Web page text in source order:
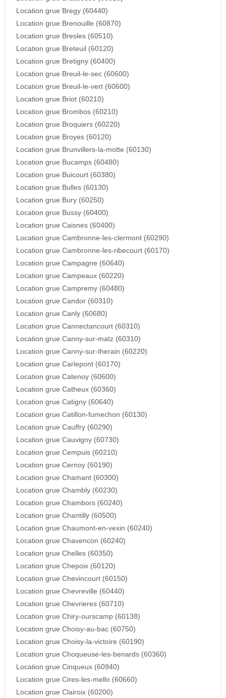
Location grue Bregy (60440)
Location grue Brenouille (60870)
Location grue Bresles (60510)
Location grue Breteuil (60120)
Location grue Bretigny (60400)
Location grue Breuil-le-sec (60600)
Location grue Breuil-le-vert (60600)
Location grue Briot (60210)
Location grue Brombos (60210)
Location grue Broquiers (60220)
Location grue Broyes (60120)
Location grue Brunvillers-la-motte (60130)
Location grue Bucamps (60480)
Location grue Buicourt (60380)
Location grue Bulles (60130)
Location grue Bury (60250)
Location grue Bussy (60400)
Location grue Caisnes (60400)
Location grue Cambronne-les-clermont (60290)
Location grue Cambronne-les-ribecourt (60170)
Location grue Campagne (60640)
Location grue Campeaux (60220)
Location grue Campremy (60480)
Location grue Candor (60310)
Location grue Canly (60680)
Location grue Cannectancourt (60310)
Location grue Canny-sur-matz (60310)
Location grue Canny-sur-therain (60220)
Location grue Carlepont (60170)
Location grue Catenoy (60600)
Location grue Catheux (60360)
Location grue Catigny (60640)
Location grue Catillon-fumechon (60130)
Location grue Cauffry (60290)
Location grue Cauvigny (60730)
Location grue Cempuis (60210)
Location grue Cernoy (60190)
Location grue Chamant (60300)
Location grue Chambly (60230)
Location grue Chambors (60240)
Location grue Chantilly (60500)
Location grue Chaumont-en-vexin (60240)
Location grue Chavencon (60240)
Location grue Chelles (60350)
Location grue Chepoix (60120)
Location grue Chevincourt (60150)
Location grue Chevreville (60440)
Location grue Chevrieres (60710)
Location grue Chiry-ourscamp (60138)
Location grue Choisy-au-bac (60750)
Location grue Choisy-la-victoire (60190)
Location grue Choqueuse-les-benards (60360)
Location grue Cinqueux (60940)
Location grue Cires-les-mello (60660)
Location grue Clairoix (60200)